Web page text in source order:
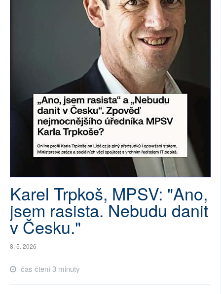
NEJČTENĚJŠÍ ZA 7 DNÍ
RUBRIKY
PLNÁ VERZE STRÁNEK
Karel Trpkoš, MPSV: "Ano,
jsem rasista. Nebudu danit
v Česku."
8. 5. 2026
čas čtení 3 minuty